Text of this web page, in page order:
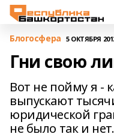
Блогосфера 5 ОКТЯБРЯ
Гни свою
Вот не пойму я -
выпускают
юридической
не было так и нет.